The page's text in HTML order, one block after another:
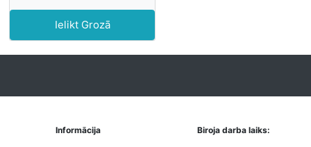
Ielikt Grozā
Informācija Biroja darba laiks: